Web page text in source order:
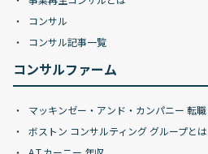
コンサル
コンサル記事一覧
コンサルファーム
マッキンゼー・アンド・カンパニー 転職
ボストン コンサルティング グループとは